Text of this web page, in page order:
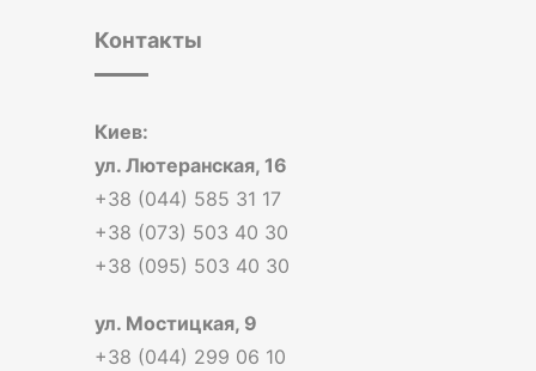
Контакты
Киев:
ул. Лютеранская, 16
+38 (044) 585 31 17
+38 (073) 503 40 30
+38 (095) 503 40 30
ул. Мостицкая, 9
+38 (044) 299 06 10